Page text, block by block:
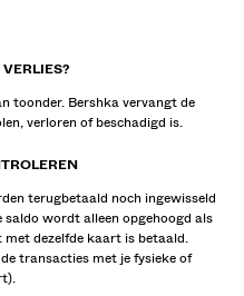
toonder. Bershka vervangt de
verloren of beschadigd is.
terugbetaald noch ingewisseld
wordt alleen opgehoogd als
dezelfde kaart is betaald.
transacties met je fysieke of